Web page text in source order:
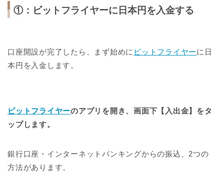
①：ビットフライヤーに日本円を入金する
口座開設が完了したら、まず始めに ビットフライヤーに日
本円を入金します。
ビットフライヤーのアプリを開き、画面下【入出金】をタ
ップします。
銀行口座・インターネットバンキングからの振込、2つの
方法があります。